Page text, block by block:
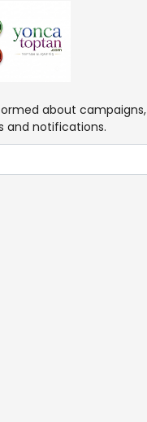
about campaigns,
and notifications.